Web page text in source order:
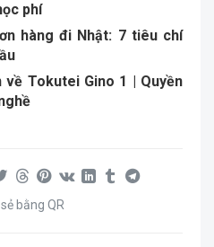
phí
hàng đi Nhật: 7 tiêu chí
Tokutei Gino 1 | Quyền
bằng QR